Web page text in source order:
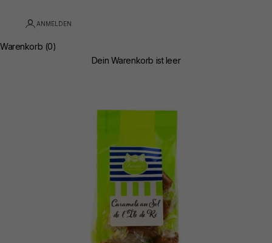
ANMELDEN
Warenkorb (0)
Dein Warenkorb ist leer